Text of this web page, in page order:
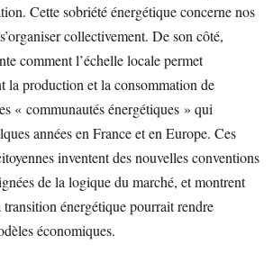
Cette sobriété énergétique concerne nos
collectivement. De son côté,
comment l’échelle locale permet
la production et la consommation de
« communautés énergétiques » qui
années en France et en Europe. Ces
inventent des nouvelles conventions
de la logique du marché, et montrent
énergétique pourrait rendre
économiques.